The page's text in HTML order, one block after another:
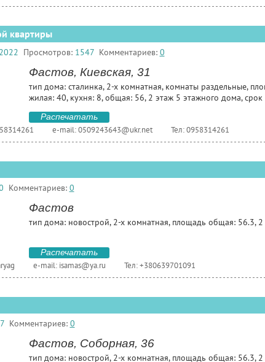
квартиры
Просмотров: 1547 Комментариев: 0
Фастов, Киевская, 31
тип дома: сталинка, 2-х комнатная, комнаты раздельные,
жилая: 40, кухня: 8, общая: 56, 2 этаж 5 этажного дома,
Распечатать
e-mail:0509243643@ukr.net Тел: 0958314261
Комментариев: 0
Фастов
тип дома: новострой, 2-х комнатная, площадь общая: 56.3, 2
Распечатать
e-mail: isamas@ya.ru Тел: +380639701091
Комментариев: 0
Фастов, Соборная, 36
тип дома: новострой, 2-х комнатная, площадь общая: 56.3, 2